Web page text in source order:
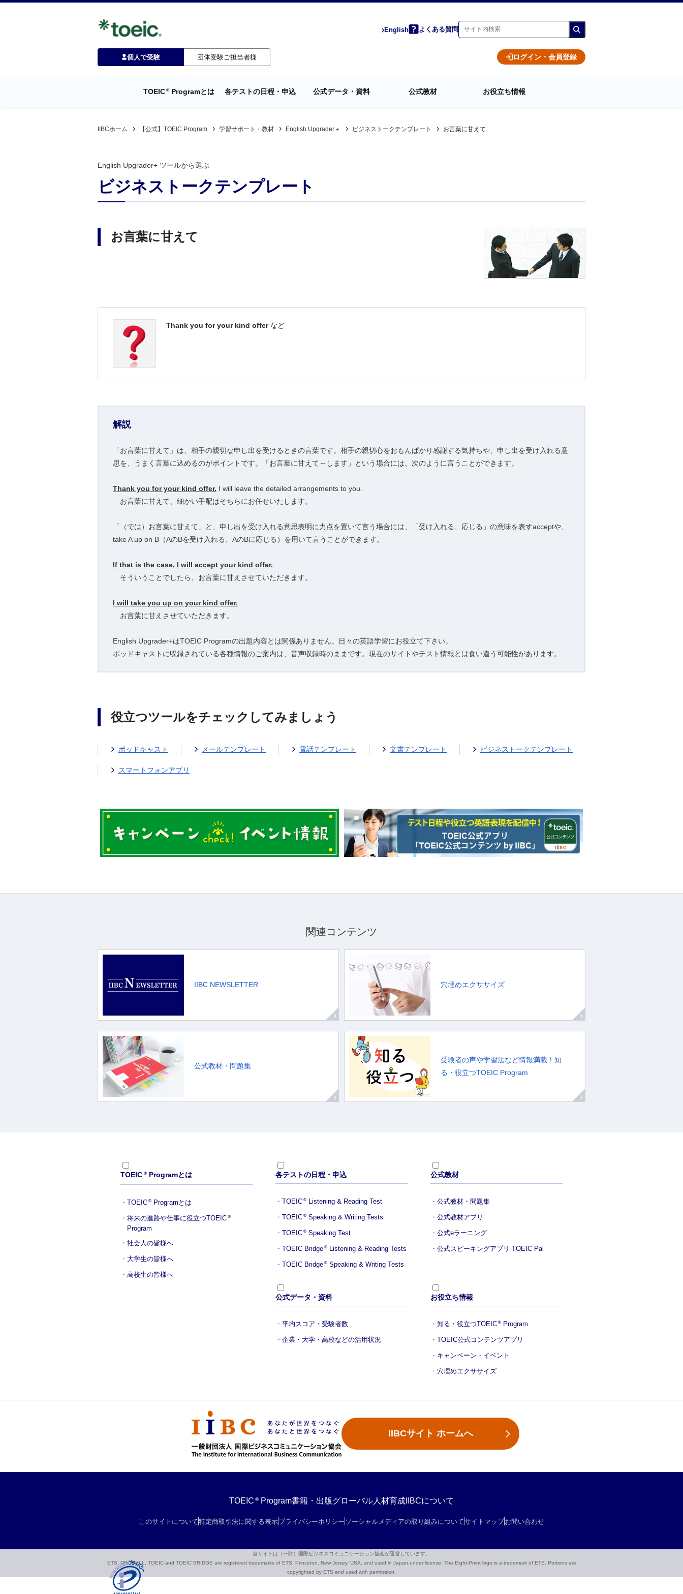
English よくある質問
個人で受験 団体受験ご担当者様 ログイン・会員登録
TOEIC ® Programとは 各テストの日程・申込 公式データ・資料 公式教材 お役立ち情報
IIBCホーム 【公式】TOEIC Program 学習サポート・教材 English Upgrader＋ ビジネストークテンプレート お言葉に甘えて
English Upgrader+ ツールから選ぶ
ビジネストークテンプレート
お言葉に甘えて
Thank you for your kind offerなど
解説
「お言葉に甘えて」は、相手の親切な申し出を受けるときの言葉です。相手の親切心をおもんぱかり感謝する気持ちや、申し出を受け入れる意
思を、うまく言葉に込めるのがポイントです。「お言葉に甘えて～します」という場合には、次のように言うことができます。
Thank you for your kind offer. I will leave the detailed arrangements to you.
お言葉に甘えて、細かい手配はそちらにお任せいたします。
「（では）お言葉に甘えて」と、申し出を受け入れる意思表明に力点を置いて言う場合には、「受け入れる、応じる」の意味を表すacceptや、
take A up on B（AのBを受け入れる、AのBに応じる）を用いて言うことができます。
If that is the case, I will accept your kind offer.
そういうことでしたら、お言葉に甘えさせていただきます。
I will take you up on your kind offer.
お言葉に甘えさせていただきます。
English Upgrader+はTOEIC Programの出題内容とは関係ありません。日々の英語学習にお役立て下さい。
ポッドキャストに収録されている各種情報のご案内は、音声収録時のままです。現在のサイトやテスト情報とは食い違う可能性があります。
役立つツールをチェックしてみましょう
ポッドキャスト メールテンプレート 電話テンプレート 文書テンプレート ビジネストークテンプレート
スマートフォンアプリ
関連コンテンツ
IIBC NEWSLETTER 穴埋めエクササイズ
公式教材・問題集
受験者の声や学習法など情報満載！知
る・役立つTOEIC Program
TOEIC ®Programとは
TOEIC ® Programとは
将来の進路や仕事に役立つTOEIC ®
Program
社会人の皆様へ
大学生の皆様へ
高校生の皆様へ
各テストの日程・申込
TOEIC ® Listening & Reading Test
TOEIC ® Speaking & Writing Tests
TOEIC ® Speaking Test
TOEIC Bridge ® Listening & Reading Tests
TOEIC Bridge ® Speaking & Writing Tests
公式データ・資料
平均スコア・受験者数
企業・大学・高校などの活用状況
公式教材
公式教材・問題集
公式教材アプリ
公式eラーニング
公式スピーキングアプリ TOEIC Pal
お役立ち情報
知る・役立つTOEIC ® Program
TOEIC公式コンテンツアプリ
キャンペーン・イベント
穴埋めエクササイズ
IIBCサイト ホームへ
TOEIC ®Program書籍・出版グローバル人材育成 IIBCについて
このサイトについて特定商取引法に関する表示プライバシーポリシー ソーシャルメディアの取り組みについてサイトマップお問い合わせ
当サイトは（一財）国際ビジネスコミュニケーション協会が運営しています。
ETS, PROPELL, TOEIC and TOEIC BRIDGE are registered trademarks of ETS, Princeton, New Jersey, USA, and used in Japan under license. The Eight-Point logo is a trademark of ETS. Portions are
copyrighted by ETS and used with permission.